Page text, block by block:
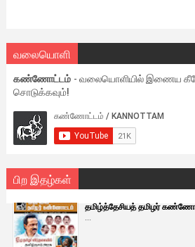
வலையொளி
கண்ணோட்டம் - வலையொளியில் இணைய
சொடுக்கவும்!
பிற இதழ்கள்
தமிழ்த்தேசியத் தமிழர்
...